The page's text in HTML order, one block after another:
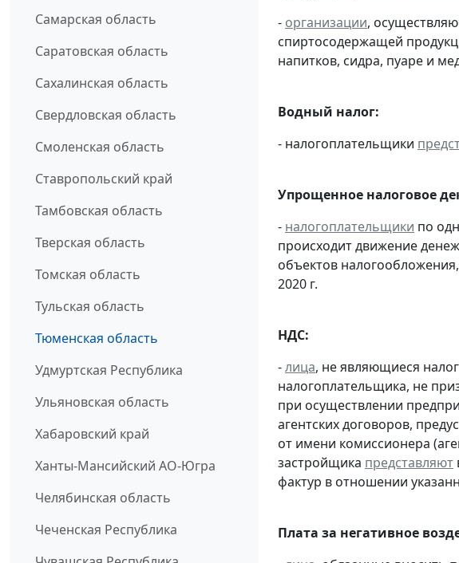
Самарская область
Саратовская область
Сахалинская область
Свердловская область
Смоленская область
Ставропольский край
Тамбовская область
Тверская область
Томская область
Тульская область
Тюменская область
Удмуртская Республика
Ульяновская область
Хабаровский край
Ханты-Мансийский АО-Югра
Челябинская область
Чеченская Республика
- организации,
спиртосодержащей
напитков, сидра, пуаре и
Водный налог:
- налогоплательщики
Упрощенное налоговое
- налогоплательщики по
происходит движение
объектов налогообложения,
2020 г.
НДС:
-лица, не являющиеся
налогоплательщика, не
при осуществлении
агентских договоров,
от имени комиссионера
застройщика представляют
фактур в отношении
Плата за негативное